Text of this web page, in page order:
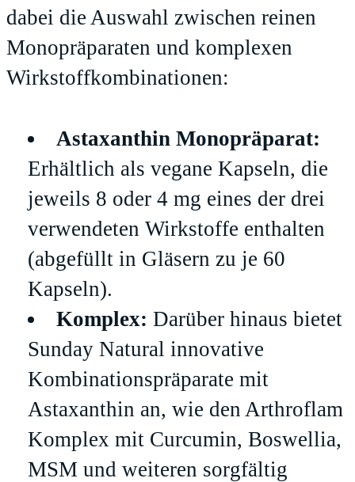
dabei die Auswahl zwischen reinen
Monopräparaten und komplexen
Wirkstoffkombinationen:
Astaxanthin Monopräparat:
Erhältlich als vegane Kapseln, die
jeweils 8 oder 4 mg eines der drei
verwendeten Wirkstoffe enthalten
(abgefüllt in Gläsern zu je 60
Kapseln).
Komplex: Darüber hinaus bietet
Sunday Natural innovative
Kombinationspräparate mit
Astaxanthin an, wie den Arthroflam
Komplex mit Curcumin, Boswellia,
MSM und weiteren sorgfältig